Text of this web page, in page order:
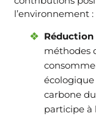
l’environnement :
Réduction
méthodes
carbone
participe à